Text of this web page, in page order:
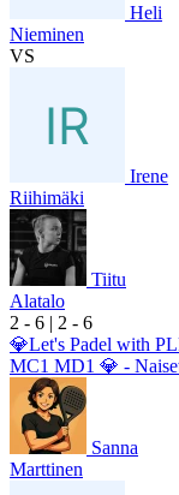
Heli
Nieminen
VS
Irene
Riihimäki
Tiitu
Alatalo
2 - 6 | 2 - 6
💎Let's Padel with
MC1 MD1 💎 -
Sanna
Marttinen